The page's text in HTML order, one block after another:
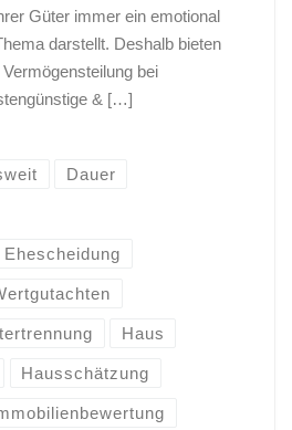
Güter immer ein emotional
darstellt. Deshalb bieten
bei
& […]
Dauer
Haus
Hausschätzung